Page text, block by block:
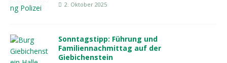
2. Oktober 2025
Sonntagstipp: Führung und
Familiennachmittag auf der
Giebichenstein